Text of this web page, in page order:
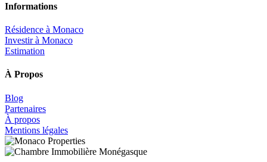
Informations
Résidence à Monaco
Investir à Monaco
Estimation
À Propos
Blog
Partenaires
À propos
Mentions légales